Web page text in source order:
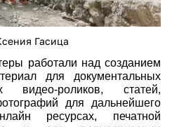
Гасица
работали над созданием
для документальных
видео-роликов, статей,
для дальнейшего
ресурсах, печатной